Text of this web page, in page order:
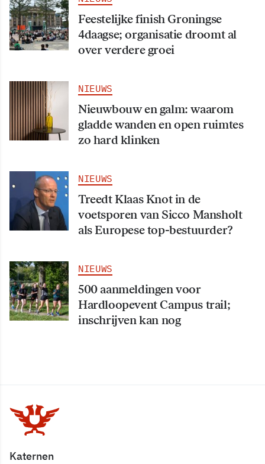
Feestelijke finish Groningse
4daagse; organisatie droomt al
over verdere groei
NIEUWS
Nieuwbouw en galm: waarom
gladde wanden en open ruimtes
zo hard klinken
NIEUWS
Treedt Klaas Knot in de
voetsporen van Sicco Mansholt
als Europese top-bestuurder?
NIEUWS
500 aanmeldingen voor
Hardloopevent Campus trail;
inschrijven kan nog
Katernen